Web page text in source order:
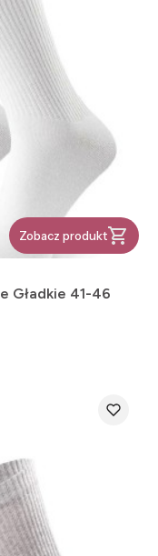
Zobacz produkt
Gładkie 41-46